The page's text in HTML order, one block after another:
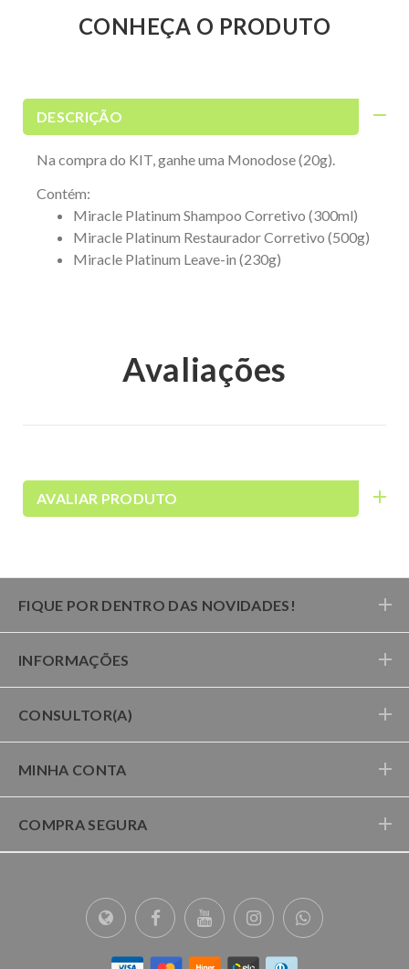
CONHEÇA O PRODUTO
DESCRIÇÃO
Na compra do KIT, ganhe uma Monodose (20g).
Contém:
Miracle Platinum Shampoo Corretivo (300ml)
Miracle Platinum Restaurador Corretivo (500g)
Miracle Platinum Leave-in (230g)
Avaliações
AVALIAR PRODUTO
FIQUE POR DENTRO DAS NOVIDADES!
INFORMAÇÕES
CONSULTOR(A)
MINHA CONTA
COMPRA SEGURA